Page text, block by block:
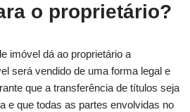
o proprietário?
imóvel dá ao proprietário a
será vendido de uma forma legal e
que a transferência de títulos seja
e que todas as partes envolvidas no